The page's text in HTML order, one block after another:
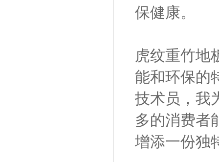
保健康。
虎纹重竹地
能和环保的
技术员，我
多的消费者
增添一份独